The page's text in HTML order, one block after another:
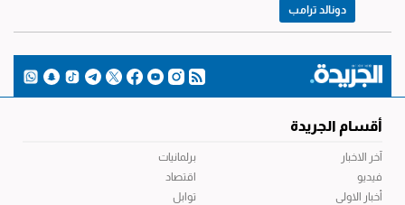
دونالد ترامب
أقسام الجريدة
آخر الاخبار
فيديو
أخبار الاولى
برلمانيات
اقتصاد
توابل